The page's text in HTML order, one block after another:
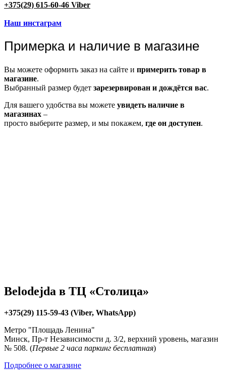
+375(29) 615-60-46 Viber
Наш инстаграм
Примерка и наличие в магазине
Вы можете оформить заказ на сайте и примерить товар в
магазине.
Выбранный размер будет зарезервирован и дождётся вас.
Для вашего удобства вы можете увидеть наличие в
магазинах –
просто выберите размер, и мы покажем, где он доступен.
Belodejda в ТЦ «Столица»
+375(29) 115-59-43 (Viber, WhatsApp)
Метро "Площадь Ленина"
Минск, Пр-т Независимости д. 3/2, верхний уровень, магазин
№ 508. (Первые 2 часа паркинг бесплатная)
Подробнее о магазине